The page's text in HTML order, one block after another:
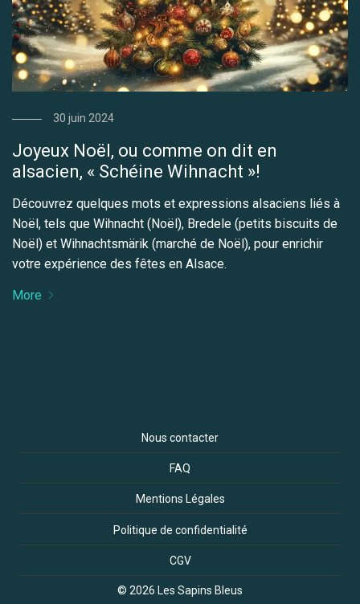
30 juin 2024
Joyeux Noël, ou comme on dit en
alsacien, « Schéine Wihnacht »!
Découvrez quelques mots et expressions alsaciens liés à
Noël, tels que Wihnacht (Noël), Bredele (petits biscuits de
Noël) et Wihnachtsmärik (marché de Noël), pour enrichir
votre expérience des fêtes en Alsace.
More
Nous contacter
FAQ
Mentions Légales
Politique de confidentialité
CGV
© 2026 Les Sapins Bleus